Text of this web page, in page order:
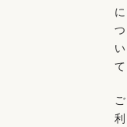
に
つ
い
て
ご
利